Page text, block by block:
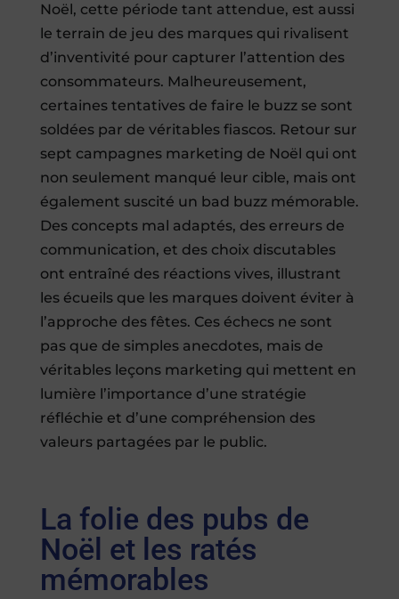
Noël, cette période tant attendue, est aussi
le terrain de jeu des marques qui rivalisent
d’inventivité pour capturer l’attention des
consommateurs. Malheureusement,
certaines tentatives de faire le buzz se sont
soldées par de véritables fiascos. Retour sur
sept campagnes marketing de Noël qui ont
non seulement manqué leur cible, mais ont
également suscité un bad buzz mémorable.
Des concepts mal adaptés, des erreurs de
communication, et des choix discutables
ont entraîné des réactions vives, illustrant
les écueils que les marques doivent éviter à
l’approche des fêtes. Ces échecs ne sont
pas que de simples anecdotes, mais de
véritables leçons marketing qui mettent en
lumière l’importance d’une stratégie
réfléchie et d’une compréhension des
valeurs partagées par le public.
La folie des pubs de
Noël et les ratés
mémorables